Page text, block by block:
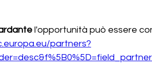
l'opportunità può essere
partners?